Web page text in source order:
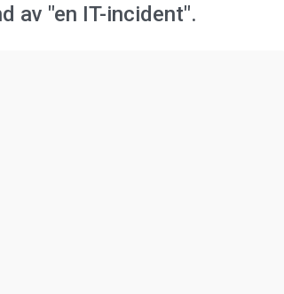
av "en IT-incident".